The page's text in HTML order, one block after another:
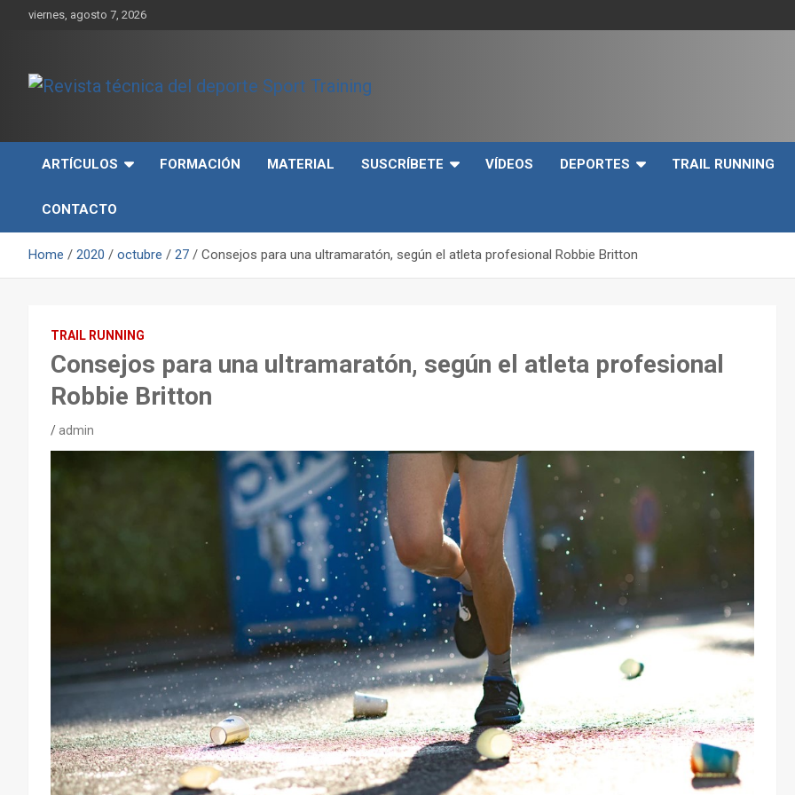
viernes, agosto 7, 2026
deporte Sport Training
ARTÍCULOS FORMACIÓN MATERIAL SUSCRÍBETE VÍDEOS DEPORTES TRAIL RUNNING
CONTACTO
Home 2020 octubre 27 Consejos para una ultramaratón, según el atleta profesional Robbie Britton
TRAIL RUNNING
Consejos para una ultramaratón, según el atleta profesional
Robbie Britton
admin